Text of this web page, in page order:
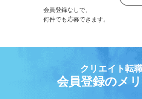
会員登録なしで、
何件でも応募できます。
クリエイト転
会員登録のメ